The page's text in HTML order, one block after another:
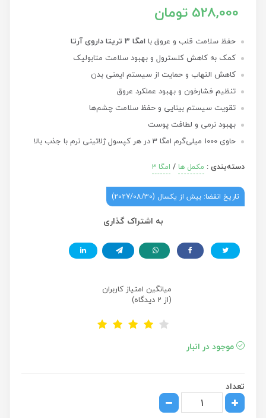
528,000 تومان
حفظ سلامت قلب و عروق باامگا 3 تریتا داروی آرتا
کمک به کاهش کلسترول و بهبود سلامت متابولیک
کاهش التهاب و حمایت از سیستم ایمنی بدن
تنظیم فشارخون و بهبود عملکرد عروق
تقویت سیستم بینایی و حفظ سلامت چشم‌ها
بهبود نرمی و لطافت پوست
حاوی 1000 میلی‌گرم امگا 3 در هر کپسول ژلاتینی نرم با جذب بالا
دسته‌بندی: مکمل ها / امگا ۳
تاریخ انقضا: بیش از یکسال (2027/08/30)
به اشتراک گذاری
میانگین امتیاز کاربران
(از 2 دیدگاه)
موجود در انبار
تعداد